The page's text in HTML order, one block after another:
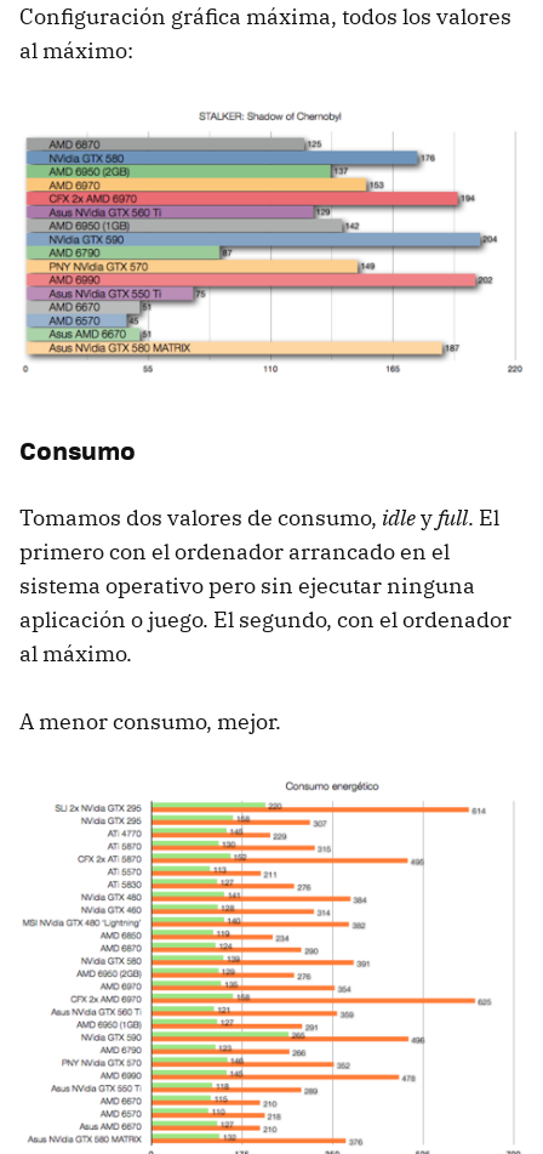
Configuración gráfica máxima, todos los valores
al máximo:
Consumo
Tomamos dos valores de consumo, idleyfull. El
primero con el ordenador arrancado en el
sistema operativo pero sin ejecutar ninguna
aplicación o juego. El segundo, con el ordenador
al máximo.
A menor consumo, mejor.